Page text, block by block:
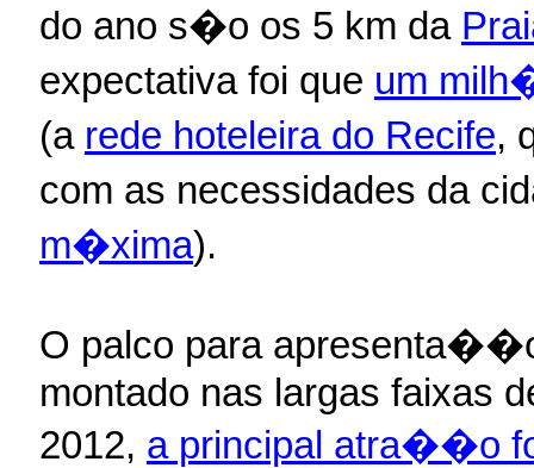
do ano s�o os 5 km da
expectativa foi que um
(a rede hoteleira do Recife,
com as necessidades da
m�xima).
O palco para
montado nas largas faixas
2012, a principal atra��o